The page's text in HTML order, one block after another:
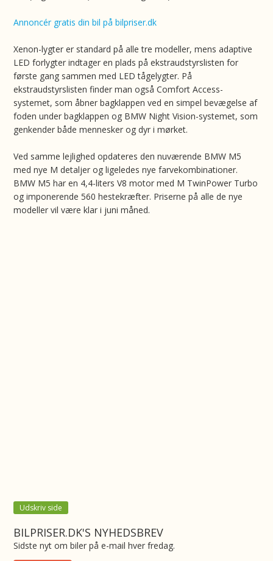
Annoncér gratis din bil på bilpriser.dk
Xenon-lygter er standard på alle tre modeller, mens adaptive
LED forlygter indtager en plads på ekstraudstyrslisten for
første gang sammen med LED tågelygter. På
ekstraudstyrslisten finder man også Comfort Access-
systemet, som åbner bagklappen ved en simpel bevægelse af
foden under bagklappen og BMW Night Vision-systemet, som
genkender både mennesker og dyr i mørket.
Ved samme lejlighed opdateres den nuværende BMW M5
med nye M detaljer og ligeledes nye farvekombinationer.
BMW M5 har en 4,4-liters V8 motor med M TwinPower Turbo
og imponerende 560 hestekræfter. Priserne på alle de nye
modeller vil være klar i juni måned.
Udskriv side
BILPRISER.DK'S NYHEDSBREV
Sidste nyt om biler på e-mail hver fredag.